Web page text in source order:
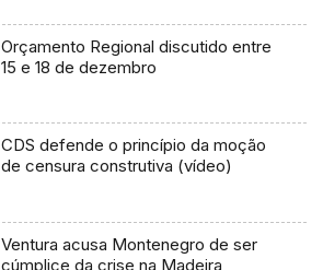
Orçamento Regional discutido entre
15 e 18 de dezembro
CDS defende o princípio da moção
de censura construtiva (vídeo)
Ventura acusa Montenegro de ser
cúmplice da crise na Madeira